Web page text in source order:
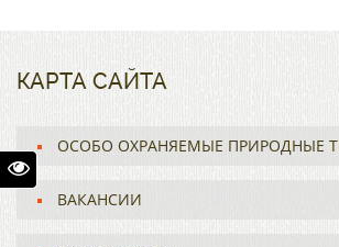
КАРТА САЙТА
ОСОБО ОХРАНЯЕМЫЕ ПРИРОДНЫЕ
ВАКАНСИИ